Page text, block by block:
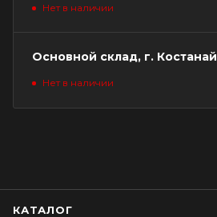
Нет в наличии
Основной склад, г. Костанай
Нет в наличии
КАТАЛОГ